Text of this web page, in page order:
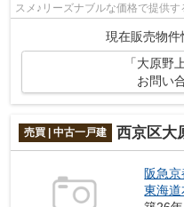
スメ♪リーズナブルな価格で提供
動産購入で失敗しないよう、しっ
現在販売物件
「大原野
お問い
売買 | 中古一戸建 西京区大
阪急
東海道